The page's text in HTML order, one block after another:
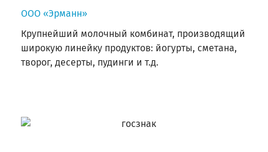
ООО «Эрманн»
Крупнейший молочный комбинат, производящий
широкую линейку продуктов: йогурты, сметана,
творог, десерты, пудинги и т.д.